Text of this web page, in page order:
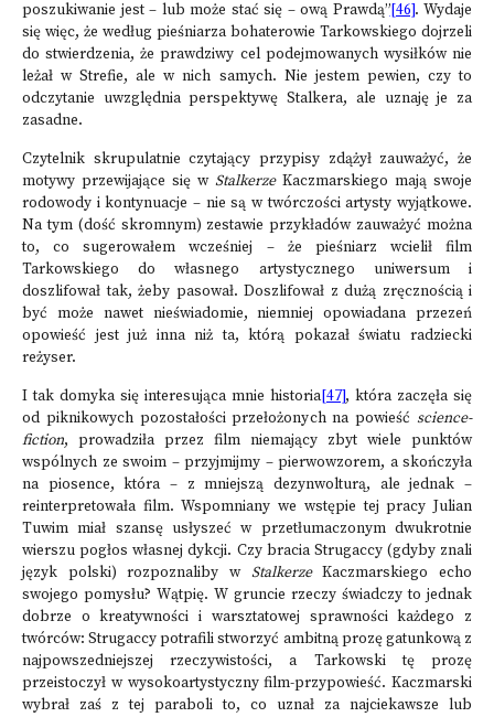
poszukiwanie jest – lub może stać się – ową Prawdą”[46]. Wydaje
się więc, że według pieśniarza bohaterowie Tarkowskiego dojrzeli
do stwierdzenia, że prawdziwy cel podejmowanych wysiłków nie
leżał w Strefie, ale w nich samych. Nie jestem pewien, czy to
odczytanie uwzględnia perspektywę Stalkera, ale uznaję je za
zasadne.
Czytelnik skrupulatnie czytający przypisy zdążył zauważyć, że
motywy przewijające się w StalkerzeKaczmarskiego mają swoje
rodowody i kontynuacje – nie są w twórczości artysty wyjątkowe.
Na tym (dość skromnym) zestawie przykładów zauważyć można
to, co sugerowałem wcześniej – że pieśniarz wcielił film
Tarkowskiego do własnego artystycznego uniwersum i
doszlifował tak, żeby pasował. Doszlifował z dużą zręcznością i
być może nawet nieświadomie, niemniej opowiadana przezeń
opowieść jest już inna niż ta, którą pokazał światu radziecki
reżyser.
I tak domyka się interesująca mnie historia[47], która zaczęła się
od piknikowych pozostałości przełożonych na powieść science-
fiction, prowadziła przez film niemający zbyt wiele punktów
wspólnych ze swoim – przyjmijmy – pierwowzorem, a skończyła
na piosence, która – z mniejszą dezynwolturą, ale jednak –
reinterpretowała film. Wspomniany we wstępie tej pracy Julian
Tuwim miał szansę usłyszeć w przetłumaczonym dwukrotnie
wierszu pogłos własnej dykcji. Czy bracia Strugaccy (gdyby znali
język polski) rozpoznaliby w StalkerzeKaczmarskiego echo
swojego pomysłu? Wątpię. W gruncie rzeczy świadczy to jednak
dobrze o kreatywności i warsztatowej sprawności każdego z
twórców: Strugaccy potrafili stworzyć ambitną prozę gatunkową z
najpowszedniejszej rzeczywistości, a Tarkowski tę prozę
przeistoczył w wysokoartystyczny film-przypowieść. Kaczmarski
wybrał zaś z tej paraboli to, co uznał za najciekawsze lub